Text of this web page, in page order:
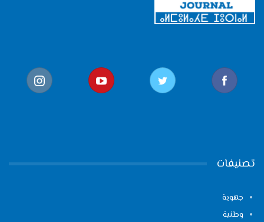
تصنيفات
جهوية
وطنية